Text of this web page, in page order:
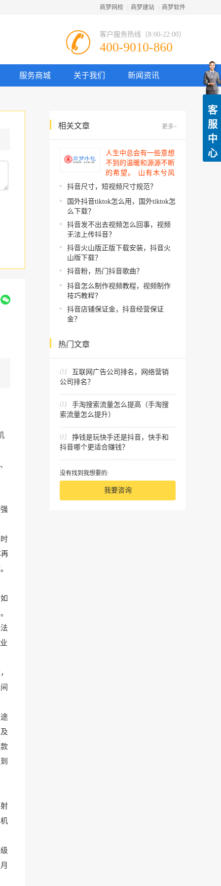
商梦网校 商梦建站 商梦软件
客户服务热线（8:00-22:00）
400-9010-860
服务商城 关于我们 新闻资讯
相关文章 更多>
人生中总会有一些意想
不到的温暖和源源不断
的希望。 山有木兮风
吹过，你的心思我都明
你。 你建起…
抖音尺寸，短视频尺寸规范？
国外抖音tiktok怎么用，国外tiktok怎
么下载？
抖音发不出去视频怎么回事，视频
无法上传抖音？
抖音火山版正版下载安装，抖音火
山版下载？
抖音粉，热门抖音歌曲？
抖音怎么制作视频教程，视频制作
技巧教程？
抖音店铺保证金，抖音经营保证
金？
热门文章
01
互联网广告公司排名，网络营销
公司排名？
01
手淘搜索流量怎么提高（手淘搜
索流量怎么提升）
01
挣钱是玩快手还是抖音，快手和
抖音哪个更适合赚钱？
没有找到我想要的:
我要咨询
客
服
中
心